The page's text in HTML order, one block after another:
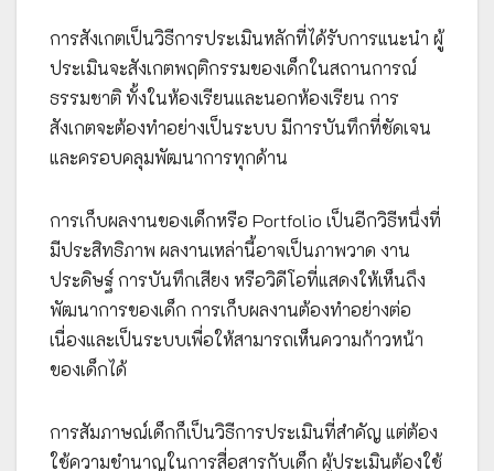
การสังเกตเป็นวิธีการประเมินหลักที่ได้รับการแนะนำ ผู้
ประเมินจะสังเกตพฤติกรรมของเด็กในสถานการณ์
ธรรมชาติ ทั้งในห้องเรียนและนอกห้องเรียน การ
สังเกตจะต้องทำอย่างเป็นระบบ มีการบันทึกที่ชัดเจน
และครอบคลุมพัฒนาการทุกด้าน
การเก็บผลงานของเด็กหรือ Portfolio เป็นอีกวิธีหนึ่งที่
มีประสิทธิภาพ ผลงานเหล่านี้อาจเป็นภาพวาด งาน
ประดิษฐ์ การบันทึกเสียง หรือวิดีโอที่แสดงให้เห็นถึง
พัฒนาการของเด็ก การเก็บผลงานต้องทำอย่างต่อ
เนื่องและเป็นระบบเพื่อให้สามารถเห็นความก้าวหน้า
ของเด็กได้
การสัมภาษณ์เด็กก็เป็นวิธีการประเมินที่สำคัญ แต่ต้อง
ใช้ความชำนาญในการสื่อสารกับเด็ก ผู้ประเมินต้องใช้